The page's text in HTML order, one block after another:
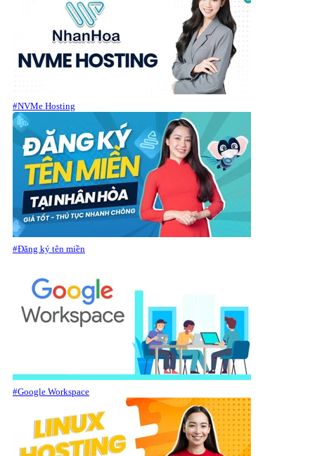
#NVMe Hosting
#Đăng ký tên miền
#Google Workspace